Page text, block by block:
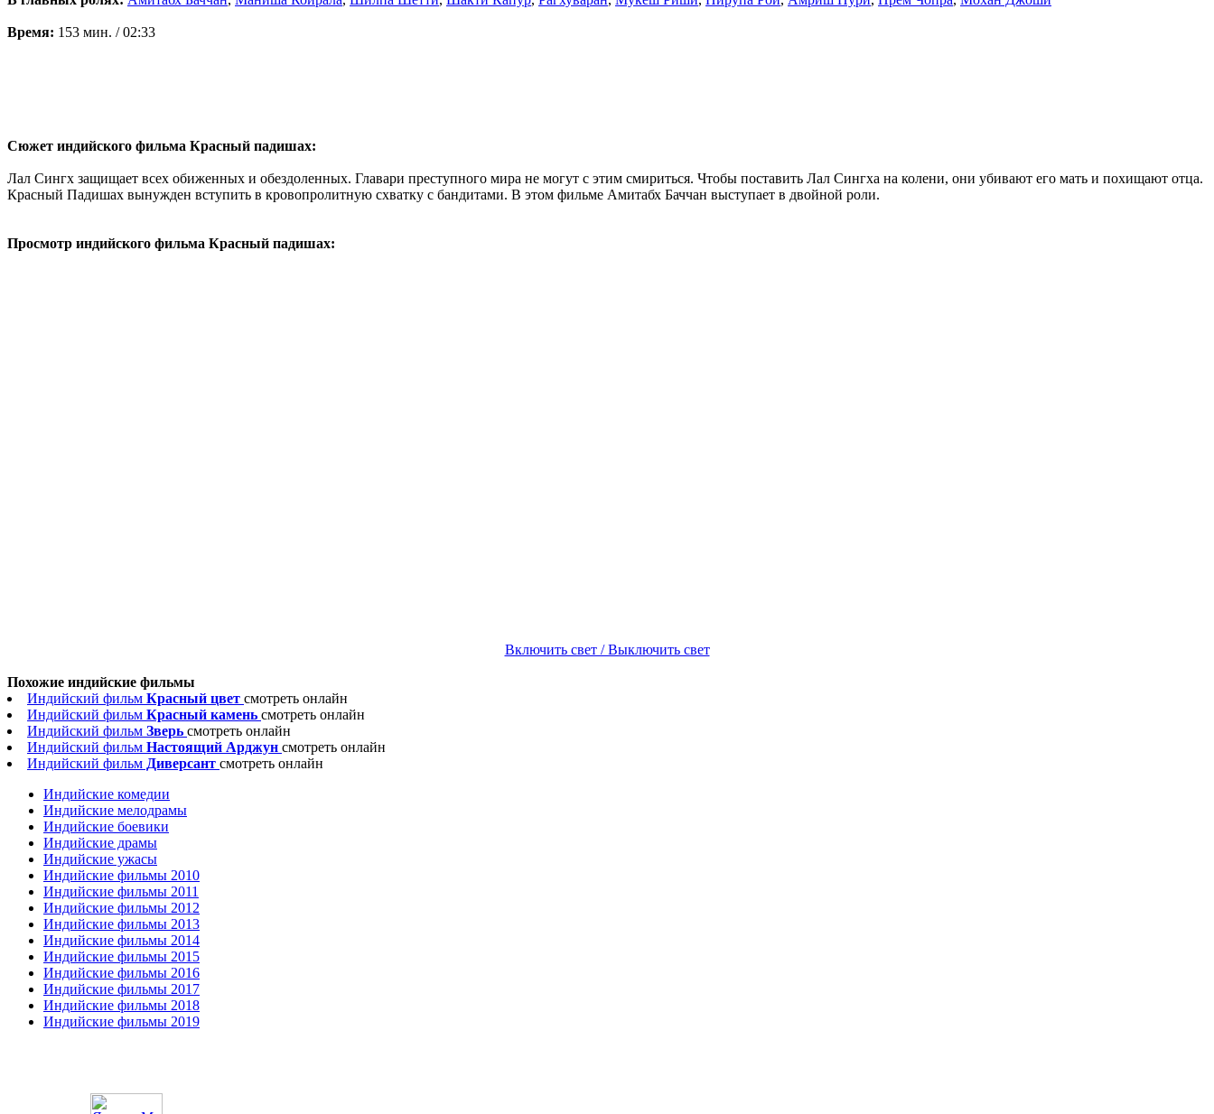
Время: 153 мин. / 02:33
Сюжет индийского фильма Красный падишах:
Лал Сингх защищает всех обиженных и обездоленных. Главари преступного мира не могут с этим смириться. Чтобы поставить Лал Сингха на колени, они убивают его мать и похищают отца.
Красный Падишах вынужден вступить в кровопролитную схватку с бандитами. В этом фильме Амитабх Баччан выступает в двойной роли.
Просмотр индийского фильма Красный падишах:
Включить свет / Выключить свет
Похожие индийские фильмы
Индийский фильм Красный цвет смотреть онлайн
Индийский фильм Красный камень смотреть онлайн
Индийский фильм Зверь смотреть онлайн
Индийский фильм Настоящий Арджун смотреть онлайн
Индийский фильм Диверсант смотреть онлайн
Индийские комедии
Индийские мелодрамы
Индийские боевики
Индийские драмы
Индийские ужасы
Индийские фильмы 2010
Индийские фильмы 2011
Индийские фильмы 2012
Индийские фильмы 2013
Индийские фильмы 2014
Индийские фильмы 2015
Индийские фильмы 2016
Индийские фильмы 2017
Индийские фильмы 2018
Индийские фильмы 2019